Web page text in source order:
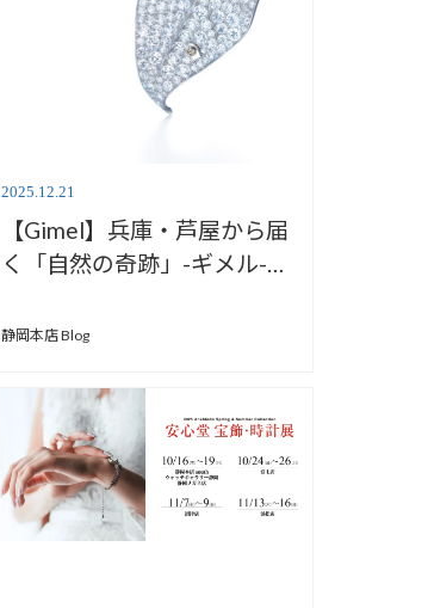
2025.12.21
【Gimel】兵庫・芦屋から届
く「自然の奇跡」-ギメル-
静岡本店 Blog